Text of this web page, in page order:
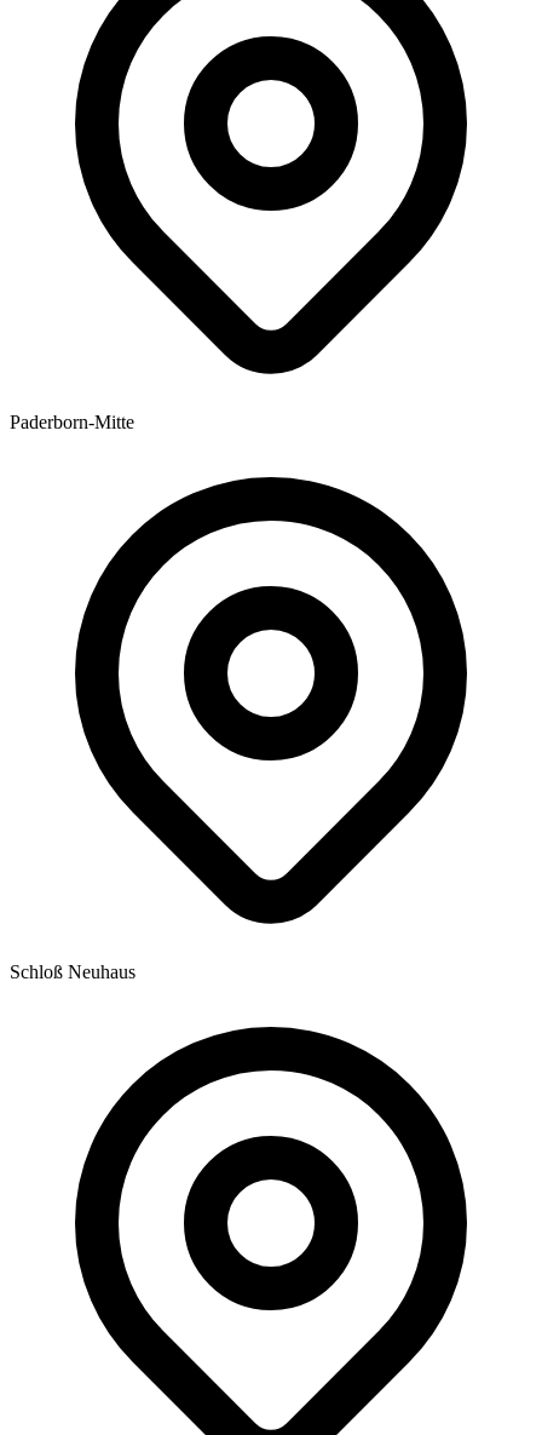
Paderborn-Mitte
Schloß Neuhaus